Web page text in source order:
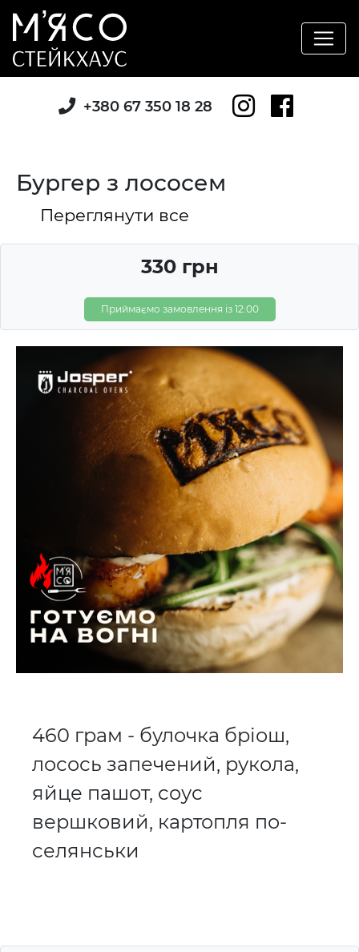
+380 67 350 18 28
Бургер з лососем
Переглянути все
330 грн
Приймаємо замовлення із 12:00
460 грам - булочка бріош,
лосось запечений, рукола,
яйце пашот, соус
вершковий, картопля по-
селянськи